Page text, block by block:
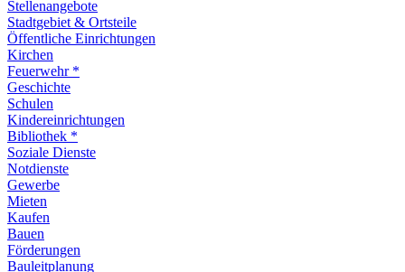
Stellenangebote
Stadtgebiet & Ortsteile
Öffentliche Einrichtungen
Kirchen
Feuerwehr *
Geschichte
Schulen
Kindereinrichtungen
Bibliothek *
Soziale Dienste
Notdienste
Gewerbe
Mieten
Kaufen
Bauen
Förderungen
Bauleitplanung